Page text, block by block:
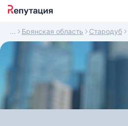
Брянская область Стародуб